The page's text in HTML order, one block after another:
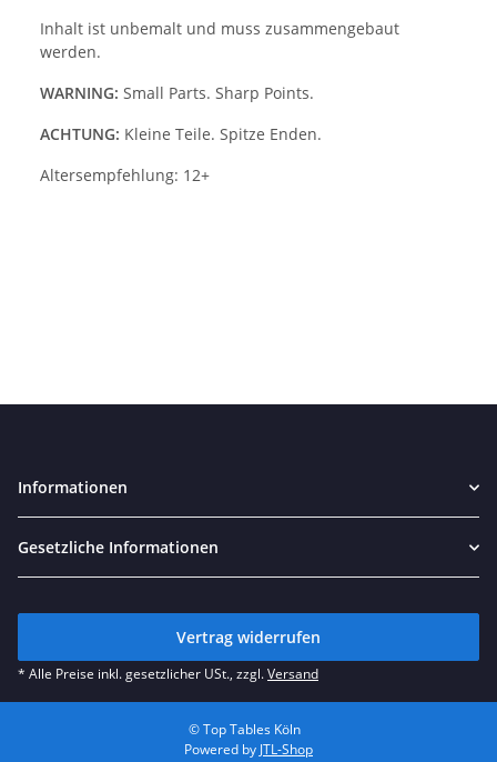
Inhalt ist unbemalt und muss zusammengebaut
werden.
WARNING: Small Parts. Sharp Points.
ACHTUNG: Kleine Teile. Spitze Enden.
Altersempfehlung: 12+
Informationen
Gesetzliche Informationen
Vertrag widerrufen
* Alle Preise inkl. gesetzlicher USt., zzgl.Versand
© Top Tables Köln
Powered by JTL-Shop